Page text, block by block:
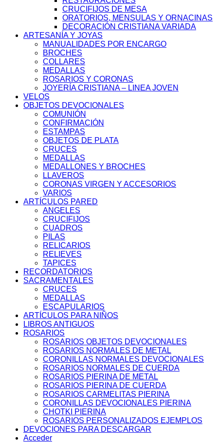
CRUCIFIJOS DE MESA
ORATORIOS, MENSULAS Y ORNACINAS
DECORACIÓN CRISTIANA VARIADA
ARTESANÍA Y JOYAS
MANUALIDADES POR ENCARGO
BROCHES
COLLARES
MEDALLAS
ROSARIOS Y CORONAS
JOYERÍA CRISTIANA – LINEA JOVEN
VELOS
OBJETOS DEVOCIONALES
COMUNIÓN
CONFIRMACIÓN
ESTAMPAS
OBJETOS DE PLATA
CRUCES
MEDALLAS
MEDALLONES Y BROCHES
LLAVEROS
CORONAS VIRGEN Y ACCESORIOS
VARIOS
ARTÍCULOS PARED
ANGELES
CRUCIFIJOS
CUADROS
PILAS
RELICARIOS
RELIEVES
TAPICES
RECORDATORIOS
SACRAMENTALES
CRUCES
MEDALLAS
ESCAPULARIOS
ARTÍCULOS PARA NIÑOS
LIBROS ANTIGUOS
ROSARIOS
ROSARIOS OBJETOS DEVOCIONALES
ROSARIOS NORMALES DE METAL
CORONILLAS NORMALES DEVOCIONALES
ROSARIOS NORMALES DE CUERDA
ROSARIOS PIERINA DE METAL
ROSARIOS PIERINA DE CUERDA
ROSARIOS CARMELITAS PIERINA
CORONILLAS DEVOCIONALES PIERINA
CHOTKI PIERINA
ROSARIOS PERSONALIZADOS EJEMPLOS
DEVOCIONES PARA DESCARGAR
Acceder